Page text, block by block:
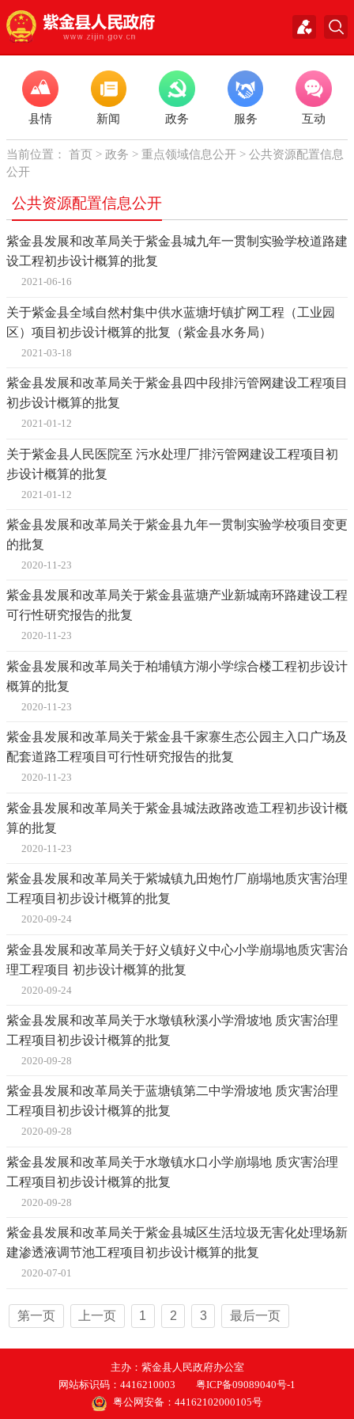
县情 新闻 政务 服务 互动
当前位置： 首页 > 政务 > 重点领域信息公开> 公共资源配置信息
公开
公共资源配置信息公开
紫金县发展和改革局关于紫金县城九年一贯制实验学校道路建
设工程初步设计概算的批复
2021-06-16
关于紫金县全域自然村集中供水蓝塘圩镇扩网工程（工业园
区）项目初步设计概算的批复（紫金县水务局）
2021-03-18
紫金县发展和改革局关于紫金县四中段排污管网建设工程项目
初步设计概算的批复
2021-01-12
关于紫金县人民医院至 污水处理厂排污管网建设工程项目初
步设计概算的批复
2021-01-12
紫金县发展和改革局关于紫金县九年一贯制实验学校项目变更
的批复
2020-11-23
紫金县发展和改革局关于紫金县蓝塘产业新城南环路建设工程
可行性研究报告的批复
2020-11-23
紫金县发展和改革局关于柏埔镇方湖小学综合楼工程初步设计
概算的批复
2020-11-23
紫金县发展和改革局关于紫金县千家寨生态公园主入口广场及
配套道路工程项目可行性研究报告的批复
2020-11-23
紫金县发展和改革局关于紫金县城法政路改造工程初步设计概
算的批复
2020-11-23
紫金县发展和改革局关于紫城镇九田炮竹厂崩塌地质灾害治理
工程项目初步设计概算的批复
2020-09-24
紫金县发展和改革局关于好义镇好义中心小学崩塌地质灾害治
理工程项目 初步设计概算的批复
2020-09-24
紫金县发展和改革局关于水墩镇秋溪小学滑坡地 质灾害治理
工程项目初步设计概算的批复
2020-09-28
紫金县发展和改革局关于蓝塘镇第二中学滑坡地 质灾害治理
工程项目初步设计概算的批复
2020-09-28
紫金县发展和改革局关于水墩镇水口小学崩塌地 质灾害治理
工程项目初步设计概算的批复
2020-09-28
紫金县发展和改革局关于紫金县城区生活垃圾无害化处理场新
建渗透液调节池工程项目初步设计概算的批复
2020-07-01
第一页 上一页 1 2 3 最后一页
主办：紫金县人民政府办公室
网站标识码：4416210003
粤ICP备09089040号-1
粤公网安备：44162102000105号